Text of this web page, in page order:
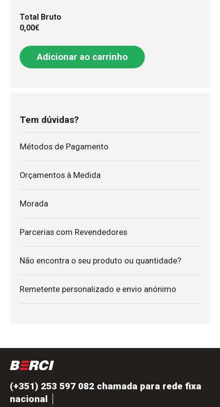
Total Bruto
0,00€
Adicionar ao carrinho
Tem dúvidas?
Métodos de Pagamento
Orçamentos à Medida
Morada
Parcerias com Revendedores
Não encontra o seu produto ou quantidade?
Remetente personalizado e envio anónimo
(+351) 253 597 082 chamada para rede fixa
nacional